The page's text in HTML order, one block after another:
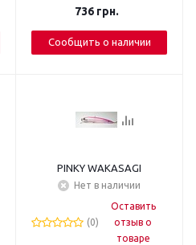
736грн.
Сообщить о наличии
PINKY WAKASAGI
Нет в наличии
(0)
Оставить
отзыв о
товаре